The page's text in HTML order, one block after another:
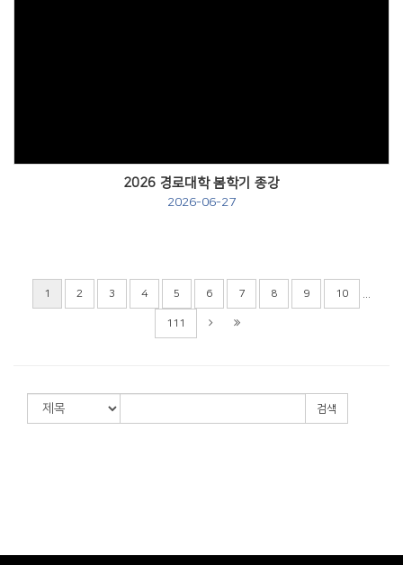
2026 경로대학 봄학기 종강
2026-06-27
1 2 3 4 5 6 7 8 9 10
111
검색